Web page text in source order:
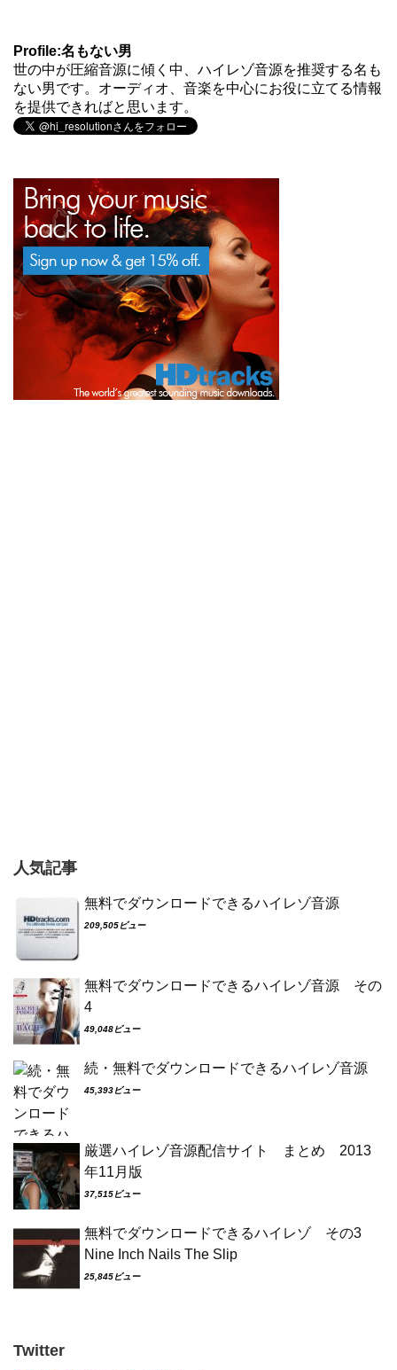
Profile:名もない男
世の中が圧縮音源に傾く中、ハイレゾ音源を推奨する名も
ない男です。オーディオ、音楽を中心にお役に立てる情報
を提供できればと思います。
人気記事
無料でダウンロードできるハイレゾ音源
209,505ビュー
無料でダウンロードできるハイレゾ音源 その
4
49,048ビュー
続・無料でダウンロードできるハイレゾ音源
45,393ビュー
厳選ハイレゾ音源配信サイト まとめ 2013
年11月版
37,515ビュー
無料でダウンロードできるハイレゾ その3
Nine Inch Nails The Slip
25,845ビュー
Twitter